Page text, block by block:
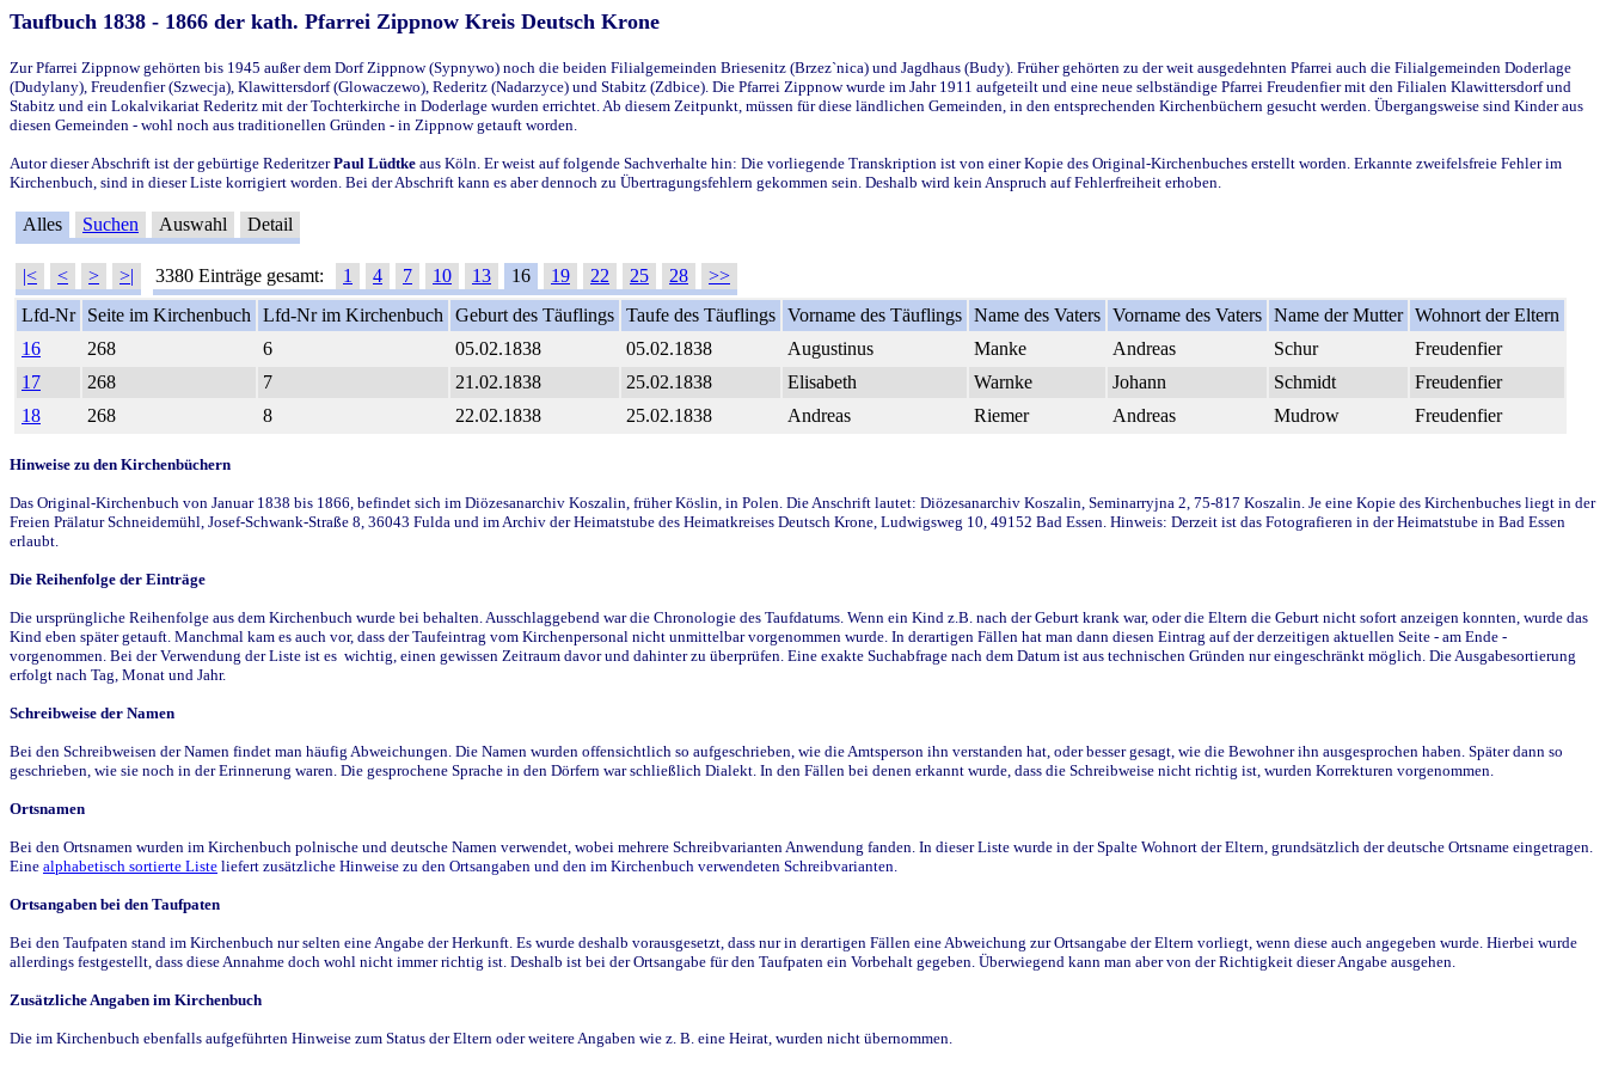
Taufbuch 1838 - 1866 der kath. Pfarrei Zippnow Kreis Deutsch Krone
Zur Pfarrei Zippnow gehörten bis 1945 außer dem Dorf Zippnow (Sypnywo) noch die beiden Filialgemeinden Briesenitz (Brzez`nica) und Jagdhaus (Budy). Früher gehörten zu der weit ausgedehnten Pfarrei auch die Filialgemeinden Doderlage
(Dudylany), Freudenfier (Szwecja), Klawittersdorf (Glowaczewo), Rederitz (Nadarzyce) und Stabitz (Zdbice). Die Pfarrei Zippnow wurde im Jahr 1911 aufgeteilt und eine neue selbständige Pfarrei Freudenfier mit den Filialen Klawittersdorf und
Stabitz und ein Lokalvikariat Rederitz mit der Tochterkirche in Doderlage wurden errichtet. Ab diesem Zeitpunkt, müssen für diese ländlichen Gemeinden, in den entsprechenden Kirchenbüchern gesucht werden. Übergangsweise sind Kinder aus
diesen Gemeinden - wohl noch aus traditionellen Gründen - in Zippnow getauft worden.
Autor dieser Abschrift ist der gebürtige RederitzerPaul Lüdtke aus Köln. Er weist auf folgende Sachverhalte hin: Die vorliegende Transkription ist von einer Kopie des Original-Kirchenbuches erstellt worden. Erkannte zweifelsfreie Fehler im
Kirchenbuch, sind in dieser Liste korrigiert worden. Bei der Abschrift kann es aber dennoch zu Übertragungsfehlern gekommen sein. Deshalb wird kein Anspruch auf Fehlerfreiheit erhoben.
Alles Suchen Auswahl Detail
|< < > >| 3380 Einträge gesamt: 1 4 7 10 13 16 19 22 25 28
>>
Lfd-Nr
Seite im Kirchenbuch Lfd-Nr im Kirchenbuch Geburt des Täuflings Taufe des Täuflings Vorname des Täuflings Name des Vaters Vorname des Vaters Name der Mutter Wohnort der Eltern
16
268 6 05.02.1838 05.02.1838 Augustinus Manke Andreas Schur
Freudenfier
17
268 7 21.02.1838 25.02.1838 Elisabeth Warnke Johann Schmidt
Freudenfier
18
268 8 22.02.1838 25.02.1838 Andreas Riemer Andreas Mudrow Freudenfier
Hinweise zu den Kirchenbüchern
Das Original-Kirchenbuch von Januar 1838 bis 1866, befindet sich im Diözesanarchiv Koszalin, früher Köslin, in Polen. Die Anschrift lautet: Diözesanarchiv Koszalin, Seminarryjna 2, 75-817 Koszalin. Je eine Kopie des Kirchenbuches liegt in der
Freien Prälatur Schneidemühl, Josef-Schwank-Straße 8, 36043 Fulda und im Archiv der Heimatstube des Heimatkreises Deutsch Krone, Ludwigsweg 10, 49152 Bad Essen. Hinweis: Derzeit ist das Fotografieren in der Heimatstube in Bad Essen
erlaubt.
Die Reihenfolge der Einträge
Die ursprüngliche Reihenfolge aus dem Kirchenbuch wurde bei behalten. Ausschlaggebend war die Chronologie des Taufdatums. Wenn ein Kind z.B. nach der Geburt krank war, oder die Eltern die Geburt nicht sofort anzeigen konnten, wurde das
Kind eben später getauft. Manchmal kam es auch vor, dass der Taufeintrag vom Kirchenpersonal nicht unmittelbar vorgenommen wurde. In derartigen Fällen hat man dann diesen Eintrag auf der derzeitigen aktuellen Seite - am Ende -
vorgenommen. Bei der Verwendung der Liste ist es wichtig, einen gewissen Zeitraum davor und dahinter zu überprüfen. Eine exakte Suchabfrage nach dem Datum ist aus technischen Gründen nur eingeschränkt möglich. Die Ausgabesortierung
erfolgt nach Tag, Monat und Jahr.
Schreibweise der Namen
Bei den Schreibweisen der Namen findet man häufig Abweichungen. Die Namen wurden offensichtlich so aufgeschrieben, wie die Amtsperson ihn verstanden hat, oder besser gesagt, wie die Bewohner ihn ausgesprochen haben. Später dann so
geschrieben, wie sie noch in der Erinnerung waren. Die gesprochene Sprache in den Dörfern war schließlich Dialekt. In den Fällen bei denen erkannt wurde, dass die Schreibweise nicht richtig ist, wurden Korrekturen vorgenommen.
Ortsnamen
Bei den Ortsnamen wurden im Kirchenbuch polnische und deutsche Namen verwendet, wobei mehrere Schreibvarianten Anwendung fanden. In dieser Liste wurde in der Spalte Wohnort der Eltern, grundsätzlich der deutsche Ortsname eingetragen.
Eine alphabetisch sortierte Liste liefert zusätzliche Hinweise zu den Ortsangaben und den im Kirchenbuch verwendeten Schreibvarianten.
Ortsangaben bei den Taufpaten
Bei den Taufpaten stand im Kirchenbuch nur selten eine Angabe der Herkunft. Es wurde deshalb vorausgesetzt, dass nur in derartigen Fällen eine Abweichung zur Ortsangabe der Eltern vorliegt, wenn diese auch angegeben wurde. Hierbei wurde
allerdings festgestellt, dass diese Annahme doch wohl nicht immer richtig ist. Deshalb ist bei der Ortsangabe für den Taufpaten ein Vorbehalt gegeben. Überwiegend kann man aber von der Richtigkeit dieser Angabe ausgehen.
Zusätzliche Angaben im Kirchenbuch
Die im Kirchenbuch ebenfalls aufgeführten Hinweise zum Status der Eltern oder weitere Angaben wie z. B. eine Heirat, wurden nicht übernommen.